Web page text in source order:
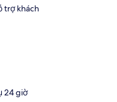
trợ khách
24 giờ